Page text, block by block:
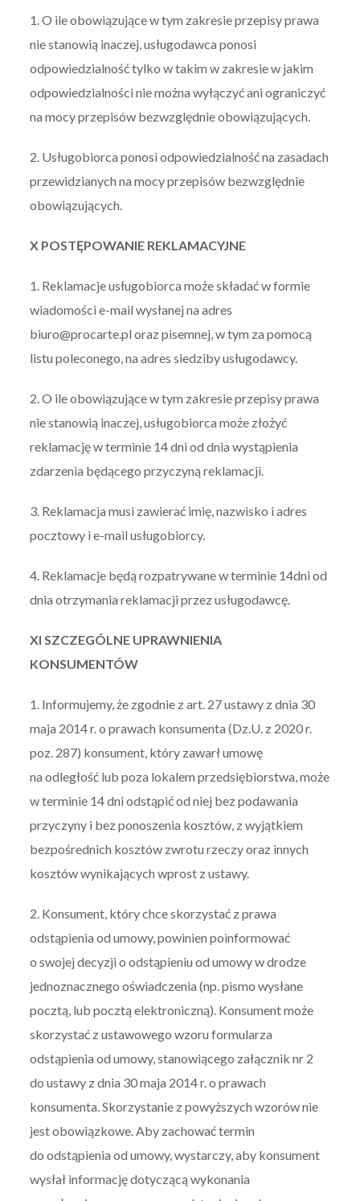
1. O ile obowiązujące w tym zakresie przepisy prawa
nie stanowią inaczej, usługodawca ponosi
odpowiedzialność tylko w takim w zakresie w jakim
odpowiedzialności nie można wyłączyć ani ograniczyć
na mocy przepisów bezwzględnie obowiązujących.
2. Usługobiorca ponosi odpowiedzialność na zasadach
przewidzianych na mocy przepisów bezwzględnie
obowiązujących.
X POSTĘPOWANIE REKLAMACYJNE
1. Reklamacje usługobiorca może składać w formie
wiadomości e-mail wysłanej na adres
biuro@procarte.pl oraz pisemnej, w tym za pomocą
listu poleconego, na adres siedziby usługodawcy.
2. O ile obowiązujące w tym zakresie przepisy prawa
nie stanowią inaczej, usługobiorca może złożyć
reklamację w terminie 14 dni od dnia wystąpienia
zdarzenia będącego przyczyną reklamacji.
3. Reklamacja musi zawierać imię, nazwisko i adres
pocztowy i e-mail usługobiorcy.
4. Reklamacje będą rozpatrywane w terminie 14dni od
dnia otrzymania reklamacji przez usługodawcę.
XI SZCZEGÓLNE UPRAWNIENIA
KONSUMENTÓW
1. Informujemy, że zgodnie z art. 27 ustawy z dnia 30
maja 2014 r. o prawach konsumenta (Dz.U. z 2020 r.
poz. 287) konsument, który zawarł umowę
na odległość lub poza lokalem przedsiębiorstwa, może
w terminie 14 dni odstąpić od niej bez podawania
przyczyny i bez ponoszenia kosztów, z wyjątkiem
bezpośrednich kosztów zwrotu rzeczy oraz innych
kosztów wynikających wprost z ustawy.
2. Konsument, który chce skorzystać z prawa
odstąpienia od umowy, powinien poinformować
o swojej decyzji o odstąpieniu od umowy w drodze
jednoznacznego oświadczenia (np. pismo wysłane
pocztą, lub pocztą elektroniczną). Konsument może
skorzystać z ustawowego wzoru formularza
odstąpienia od umowy, stanowiącego załącznik nr 2
do ustawy z dnia 30 maja 2014 r. o prawach
konsumenta. Skorzystanie z powyższych wzorów nie
jest obowiązkowe. Aby zachować termin
do odstąpienia od umowy, wystarczy, aby konsument
wysłał informację dotyczącą wykonania